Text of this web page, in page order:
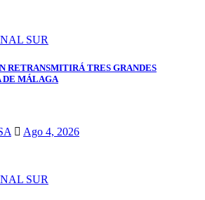
SUR
RETRANSMITIRÁ TRES GRANDES
DE MÁLAGA
Ago 4, 2026
SUR